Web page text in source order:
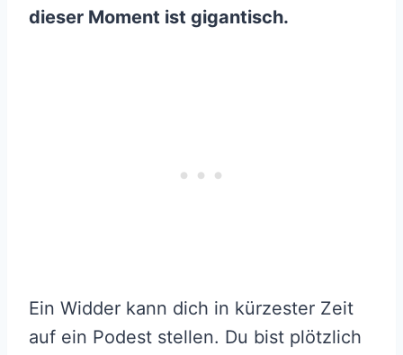
dieser Moment ist gigantisch.
Ein Widder kann dich in kürzester Zeit
auf ein Podest stellen. Du bist plötzlich